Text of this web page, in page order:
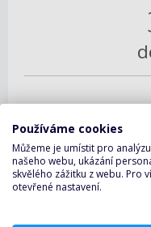
Používáme cookies
Můžeme je umístit pro
našeho webu, ukázání
skvělého zážitku z webu. Pro
otevřené nastavení.